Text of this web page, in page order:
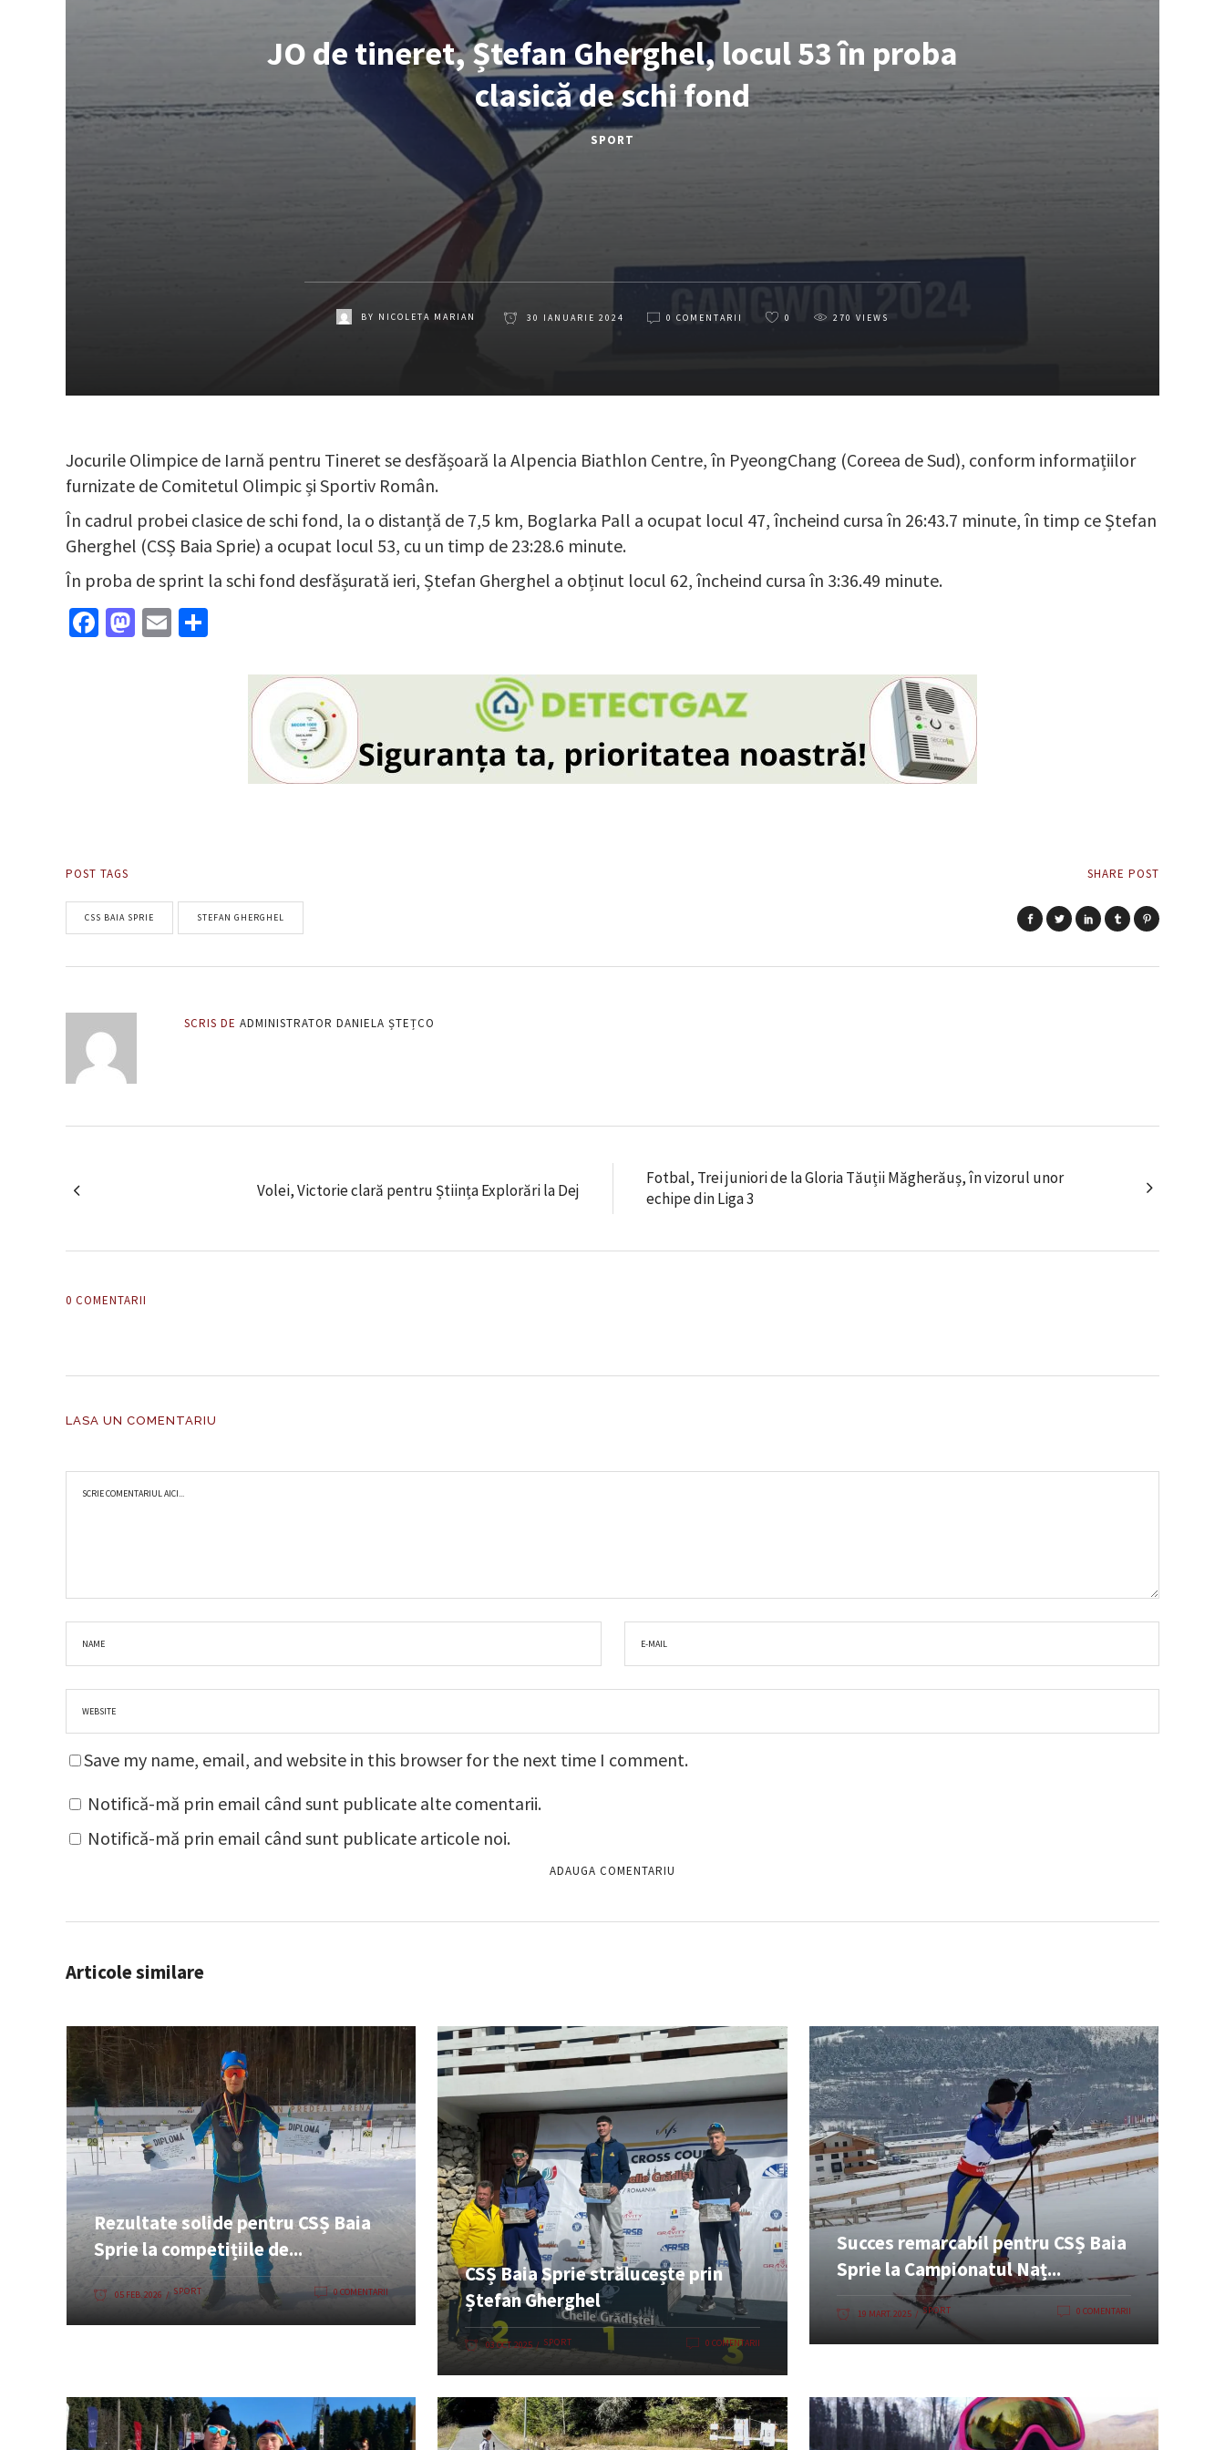
JO de tineret, Ștefan Gherghel, locul 53 în proba
clasică de schi fond
SPORT
BY NICOLETA MARIAN 30 IANUARIE 2024 0 COMENTARII 0 270 VIEWS
Jocurile Olimpice de Iarnă pentru Tineret se desfășoară la Alpencia Biathlon Centre, în PyeongChang (Coreea de Sud), conform informațiilor
furnizate de Comitetul Olimpic și Sportiv Român.
În cadrul probei clasice de schi fond, la o distanță de 7,5 km, Boglarka Pall a ocupat locul 47, încheind cursa în 26:43.7 minute, în timp ce Ștefan
Gherghel (CSȘ Baia Sprie) a ocupat locul 53, cu un timp de 23:28.6 minute.
În proba de sprint la schi fond desfășurată ieri, Ștefan Gherghel a obținut locul 62, încheind cursa în 3:36.49 minute.
Facebook
Mastodon
Email
POST TAGS
CSS BAIA SPRIE STEFAN GHERGHEL
SHARE POST
SCRIS DE ADMINISTRATOR DANIELA ȘTEȚCO
Volei, Victorie clară pentru Știința Explorări la Dej
Fotbal, Trei juniori de la Gloria Tăuții Măgherăuș, în vizorul unor
echipe din Liga 3
0 COMENTARII
LASA UN COMENTARIU
Save my name, email, and website in this browser for the next time I comment.
Notifică-mă prin email când sunt publicate alte comentarii.
Notifică-mă prin email când sunt publicate articole noi.
Articole similare
Rezultate solide pentru CSȘ Baia
Sprie la competițiile de...
05 FEB. 2026 SPORT 0 COMENTARII
CSȘ Baia Sprie strălucește prin
Ștefan Gherghel
03 OCT. 2025 SPORT 0 COMENTARII
Succes remarcabil pentru CSȘ Baia
Sprie la Campionatul Naț...
19 MART. 2025 SPORT 0 COMENTARII